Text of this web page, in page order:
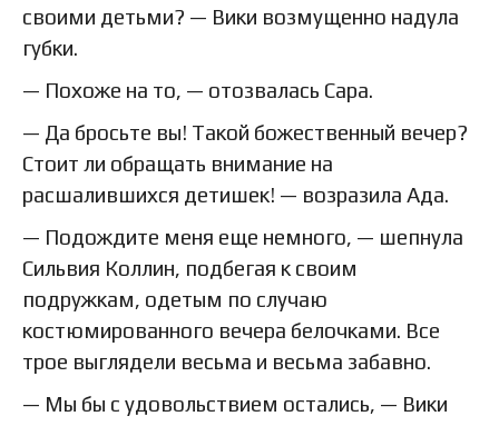
своими детьми? — Вики возмущенно надула
губки.
— Похоже на то, — отозвалась Сара.
— Да бросьте вы! Такой божественный вечер?
Стоит ли обращать внимание на
расшалившихся детишек! — возразила Ада.
— Подождите меня еще немного, — шепнула
Сильвия Коллин, подбегая к своим
подружкам, одетым по случаю
костюмированного вечера белочками. Все
трое выглядели весьма и весьма забавно.
— Мы бы с удовольствием остались, — Вики